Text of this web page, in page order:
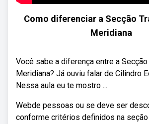
Como diferenciar a Secção
Meridiana
Você sabe a diferença entre a
Meridiana? Já ouviu falar de Cilindro
Nessa aula eu te mostro ...
Webde pessoas ou se deve ser
conforme critérios definidos na